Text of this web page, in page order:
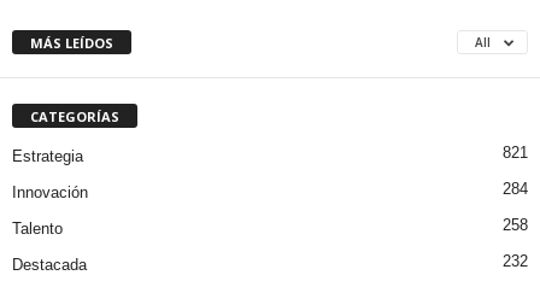
MÁS LEÍDOS All
CATEGORÍAS
Estrategia 821
Innovación 284
Talento 258
Destacada 232